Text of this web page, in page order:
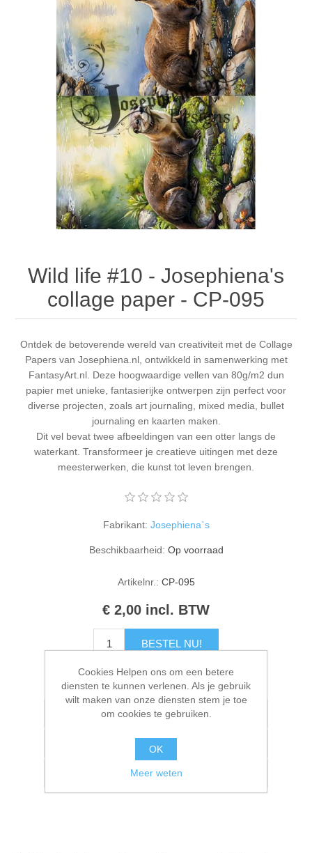
Posters A3
T-shirts
Canvas
Stompkaarsen
Fantasie
Landschap
Magic
Personen
Steampunk
Andere Afbeeldingen
Acrylic stone
Acrylverf
Alcohol ink
Embossing
Foto's
Gesso - Mediums
Inkleuren
Josephiena's
Gummiapan
Lavinia Stamps
CraftEmotions
Cadence
Ranger
Staedtler
Opruiming
Inspiratie
Art Journal 2025
Kaarten 2025
Kaarten 2024
Kaarten 2023
kaarten 2022
Art journal 2022
Wild life #10 - Josephiena's
collage paper - CP-095
Ontdek de betoverende wereld van creativiteit met de Collage
Papers van Josephiena.nl, ontwikkeld in samenwerking met
FantasyArt.nl. Deze hoogwaardige vellen van 80g/m2 dun
papier met unieke, fantasierijke ontwerpen zijn perfect voor
diverse projecten, zoals art journaling, mixed media, bullet
journaling en kaarten maken.
Dit vel bevat twee afbeeldingen van een otter langs de
waterkant. Transformeer je creatieve uitingen met deze
meesterwerken, die kunst tot leven brengen.
Fabrikant: Josephiena`s
Beschikbaarheid: Op voorraad
Artikelnr.: CP-095
€ 2,00 incl. BTW
BESTEL NU!
Please select the address you want to ship to
Toevoegen aan verlanglijstje
E-mail een vriend
Cookies Helpen ons om een betere
diensten te kunnen verlenen. Als je gebruik
wilt maken van onze diensten stem je toe
om cookies te gebruiken.
OK
Meer weten